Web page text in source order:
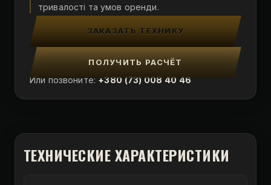
тривалості та умов оренди.
ЗАКАЗАТЬ ТЕХНИКУ
ПОЛУЧИТЬ РАСЧЁТ
Или позвоните: +380 (73) 008 40 46
ТЕХНИЧЕСКИЕ ХАРАКТЕРИСТИКИ